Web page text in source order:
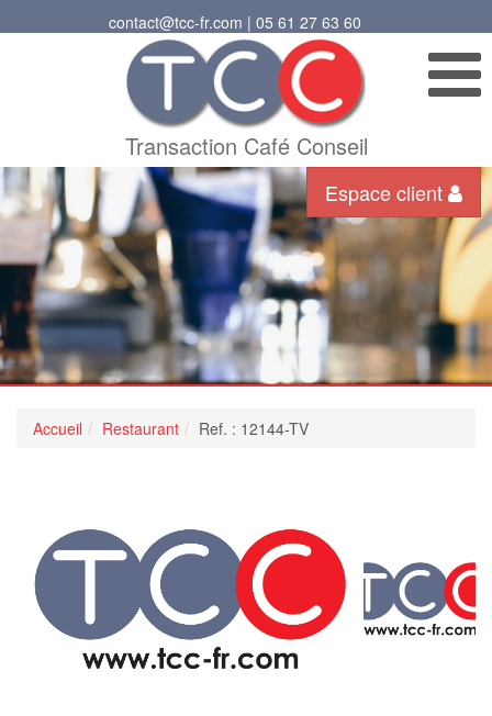
contact@tcc-fr.com | 05 61 27 63 60
Transaction Café Conseil
Espace client
Accueil Restaurant Ref. : 12144-TV